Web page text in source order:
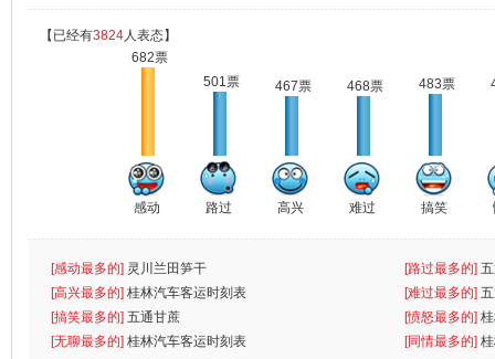
【已经有3824人表态】
682票
感动
501票
路过
467票
高兴
468票
难过
483票
搞笑
[感动最多的] 灵川兰田笋干 [路过最多的]
[高兴最多的] 桂林汽车客运时刻表 [难过最多的]
[搞笑最多的] 五通甘蔗 [愤怒最多的]
[无聊最多的] 桂林汽车客运时刻表 [同情最多的]